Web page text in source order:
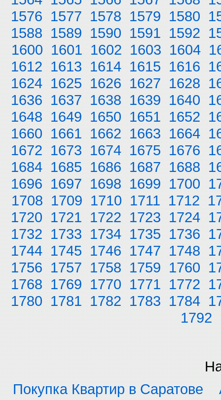
1576 1577 1578 1579 1580
1588 1589 1590 1591 1592
1600 1601 1602 1603 1604
1612 1613 1614 1615 1616
1624 1625 1626 1627 1628
1636 1637 1638 1639 1640
1648 1649 1650 1651 1652
1660 1661 1662 1663 1664
1672 1673 1674 1675 1676
1684 1685 1686 1687 1688
1696 1697 1698 1699 1700
1708 1709 1710 1711 1712
1720 1721 1722 1723 1724
1732 1733 1734 1735 1736
1744 1745 1746 1747 1748
1756 1757 1758 1759 1760
1768 1769 1770 1771 1772
1780 1781 1782 1783 1784
1792
Покупка Квартир в Саратове